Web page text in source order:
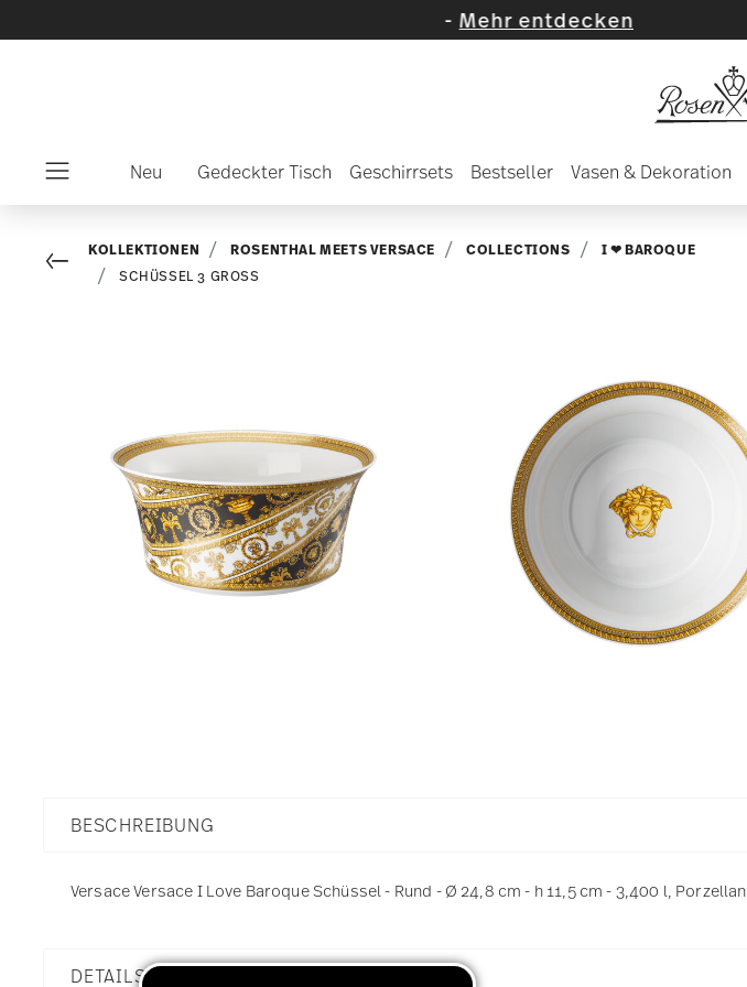
Mehr entdecken
Neu Gedeckter Tisch Geschirrsets Bestseller Vasen & Dekoration
Go backKOLLEKTIONEN ROSENTHAL MEETS VERSACE COLLECTIONS I ❤ BAROQUE
SCHÜSSEL 3 GROSS
BESCHREIBUNG
Versace Versace I Love Baroque Schüssel - Rund - Ø 24,8 cm - h 11,5 cm - 3,400 l, Porzellan
DETAILS